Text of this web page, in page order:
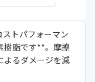
トパフォーマン
脂です**。摩擦
よるダメージを減